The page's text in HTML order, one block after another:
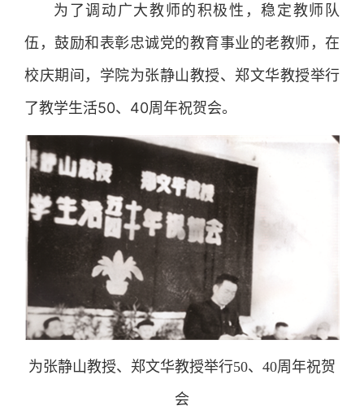
为了调动广大教师的积极性，稳定教师队
伍，鼓励和表彰忠诚党的教育事业的老教师，在
校庆期间，学院为张静山教授、郑文华教授举行
了教学生活50、40周年祝贺会。
为张静山教授、郑文华教授举行50、40周年祝贺
会